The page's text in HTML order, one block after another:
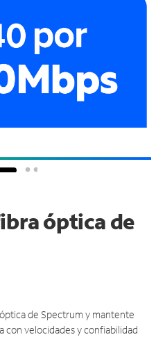
óptica de
de Spectrum y mantente
con velocidades y confiabilidad